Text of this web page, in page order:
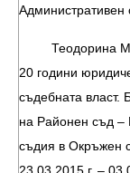
Административен
Теодорина
20 години
съдебната власт.
на Районен съд –
съдия в Окръжен